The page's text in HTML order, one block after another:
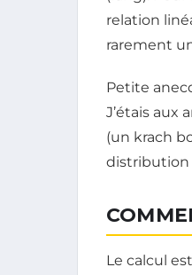
relation
rarement
Petite
J’étais aux
(un krach
distribution
Le calcul